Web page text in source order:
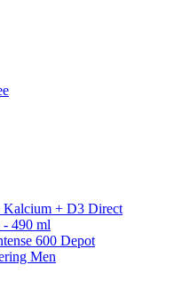
Kalcium + D3 Direct
490 ml
600 Depot
Men